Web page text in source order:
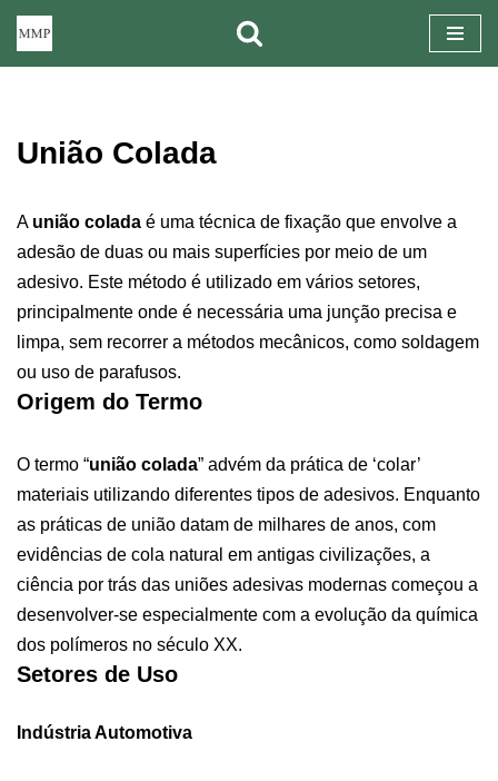
conteúdo
União Colada
A união colada é uma técnica de fixação que envolve a
adesão de duas ou mais superfícies por meio de um
adesivo. Este método é utilizado em vários setores,
principalmente onde é necessária uma junção precisa e
limpa, sem recorrer a métodos mecânicos, como soldagem
ou uso de parafusos.
Origem do Termo
O termo “união colada” advém da prática de ‘colar’
materiais utilizando diferentes tipos de adesivos. Enquanto
as práticas de união datam de milhares de anos, com
evidências de cola natural em antigas civilizações, a
ciência por trás das uniões adesivas modernas começou a
desenvolver-se especialmente com a evolução da química
dos polímeros no século XX.
Setores de Uso
Indústria Automotiva